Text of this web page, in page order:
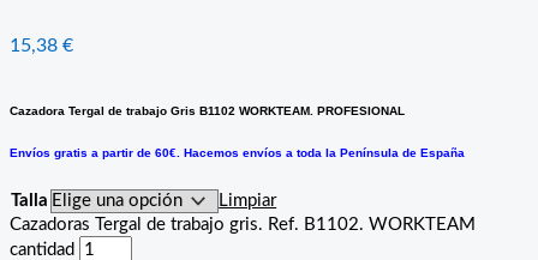
15,38 €
Cazadora Tergal de trabajo Gris B1102 WORKTEAM. PROFESIONAL
Envíos gratis a partir de 60€. Hacemos envíos a toda la Península de España
Talla
Limpiar
Cazadoras Tergal de trabajo gris. Ref. B1102. WORKTEAM
cantidad